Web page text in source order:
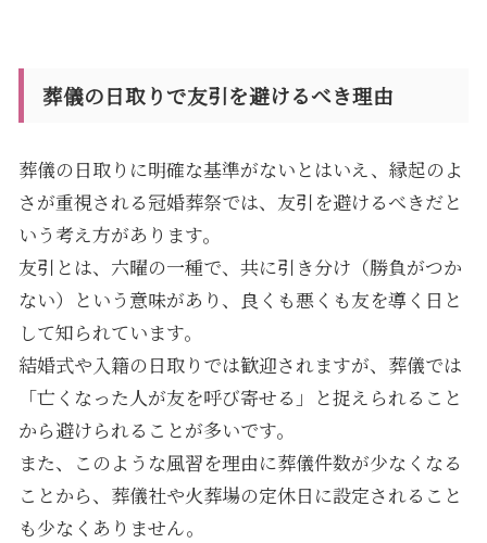
葬儀の日取りで友引を避けるべき理由
葬儀の日取りに明確な基準がないとはいえ、縁起のよ
さが重視される冠婚葬祭では、友引を避けるべきだと
いう考え方があります。
友引とは、六曜の一種で、共に引き分け（勝負がつか
ない）という意味があり、良くも悪くも友を導く日と
して知られています。
結婚式や入籍の日取りでは歓迎されますが、葬儀では
「亡くなった人が友を呼び寄せる」と捉えられること
から避けられることが多いです。
また、このような風習を理由に葬儀件数が少なくなる
ことから、葬儀社や火葬場の定休日に設定されること
も少なくありません。